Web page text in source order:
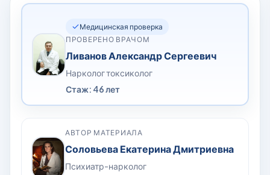
Медицинская проверка
ПРОВЕРЕНО ВРАЧОМ
Ливанов Александр Сергеевич
Нарколог токсиколог
Стаж: 46 лет
АВТОР МАТЕРИАЛА
Соловьева Екатерина Дмитриевна
Психиатр-нарколог